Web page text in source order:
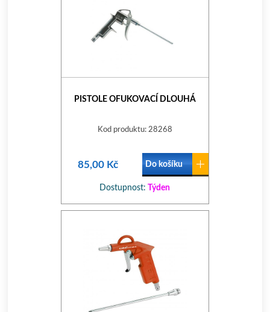
PISTOLE OFUKOVACÍ DLOUHÁ
Kod produktu: 28268
85,00 Kč Do košíku
Dostupnost: Týden